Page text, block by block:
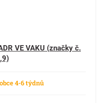
VE VAKU (značky č.
4-6 týdnů